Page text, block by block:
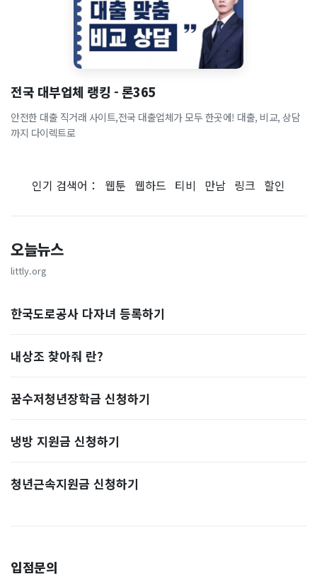
전국 대부업체 랭킹 - 론365
안전한 대출 직거래 사이트,전국 대출업체가 모두 한곳에! 대출, 비교, 상담
까지 다이렉트로
인기 검색어： 웹툰 웹하드 티비 만남 링크 할인
오늘뉴스
littly.org
한국도로공사 다자녀 등록하기
내상조 찾아줘 란?
꿈수저청년장학금 신청하기
냉방 지원금 신청하기
청년근속지원금 신청하기
입점문의